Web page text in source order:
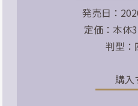
発売日：
定価：本体
判型：
購入